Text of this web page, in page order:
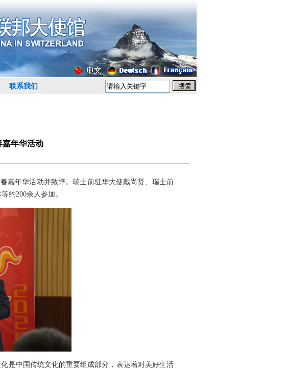
联系我们
嘉年华活动
嘉年华活动并致辞。瑞士前驻华大使戴尚贤、瑞士前
约200余人参加。
是中国传统文化的重要组成部分，表达着对美好生活